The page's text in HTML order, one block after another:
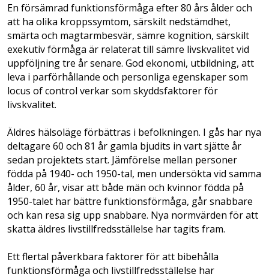
En försämrad funktionsförmåga efter 80 års ålder och
att ha olika kroppssymtom, särskilt nedstämdhet,
smärta och magtarmbesvär, sämre kognition, särskilt
exekutiv förmåga är relaterat till sämre livskvalitet vid
uppföljning tre år senare. God ekonomi, utbildning, att
leva i parförhållande och personliga egenskaper som
locus of control verkar som skyddsfaktorer för
livskvalitet.
Äldres hälsoläge förbättras i befolkningen. I gås har nya
deltagare 60 och 81 år gamla bjudits in vart sjätte år
sedan projektets start. Jämförelse mellan personer
födda på 1940- och 1950-tal, men undersökta vid samma
ålder, 60 år, visar att både män och kvinnor födda på
1950-talet har bättre funktionsförmåga, går snabbare
och kan resa sig upp snabbare. Nya normvärden för att
skatta äldres livstillfredsställelse har tagits fram.
Ett flertal påverkbara faktorer för att bibehålla
funktionsförmåga och livstillfredsställelse har